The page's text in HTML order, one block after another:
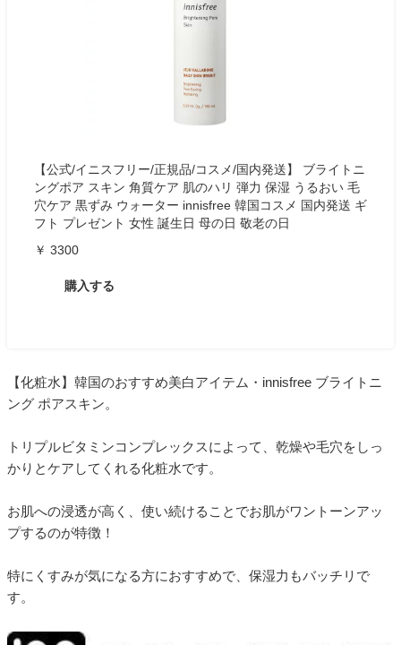
【公式/イニスフリー/正規品/コスメ/国内発送】 ブライトニ
ングポア スキン 角質ケア 肌のハリ 弾力 保湿 うるおい 毛
穴ケア 黒ずみ ウォーター innisfree 韓国コスメ 国内発送 ギ
フト プレゼント 女性 誕生日 母の日 敬老の日
￥ 3300
購入する
【化粧水】韓国のおすすめ美白アイテム・innisfree ブライトニ
ング ポアスキン。
トリプルビタミンコンプレックスによって、乾燥や毛穴をしっ
かりとケアしてくれる化粧水です。
お肌への浸透が高く、使い続けることでお肌がワントーンアッ
プするのが特徴！
特にくすみが気になる方におすすめで、保湿力もバッチリで
す。